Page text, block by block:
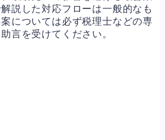
説した対応フローは一般的なも
については必ず税理士などの専
言を受けてください。